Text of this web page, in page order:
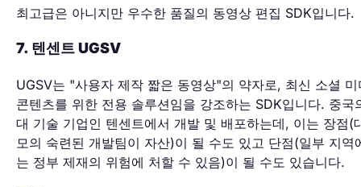
최고급은 아니지만 우수한 품질의 동영상 편집 SDK입니다.
7. 텐센트 UGSV
UGSV는 "사용자 제작 짧은 동영상"의 약자로, 최신 소셜 미
콘텐츠를 위한 전용 솔루션임을 강조하는 SDK입니다. 중국
대 기술 기업인 텐센트에서 개발 및 배포하는데, 이는 장점(
모의 숙련된 개발팀이 자산)이 될 수도 있고 단점(일부 지역
는 정부 제재의 위험에 처할 수 있음)이 될 수도 있습니다.